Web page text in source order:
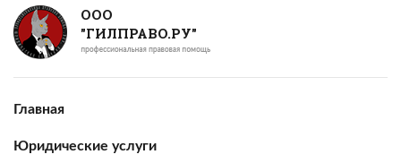
ООО
"ГИЛПРАВО.РУ"
Главная
Юридические услуги